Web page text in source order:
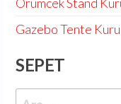
Gazebo Tente
SEPET